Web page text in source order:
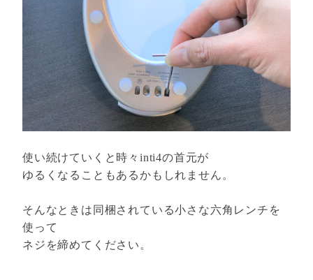
使い続けていくと時々inti4の首元が
ゆるくなることもあるかもしれません。
そんなときは同梱されている小さな六角レンチを
使って
ネジを締めてください。